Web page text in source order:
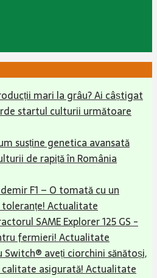
mari la grâu? Ai câștigat
startul culturii următoare
susține genetica avansată
de rapiță în România
F1 – O tomată cu un
Actualitate
SAME Explorer 125 GS -
fermieri!Actualitate
Switch® aveți ciorchini sănătoși,
asigurată!Actualitate